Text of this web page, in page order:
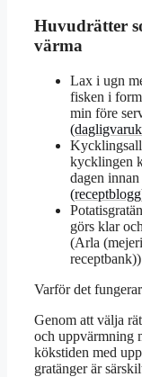
Huvudrätter
värma
Lax i ugn
fisken i
min före
kycklingen
dagen
görs klar
(Arla
receptbank))
Varför det fungerar
Genom att välja
och uppvärmning
kökstiden med
gratänger är